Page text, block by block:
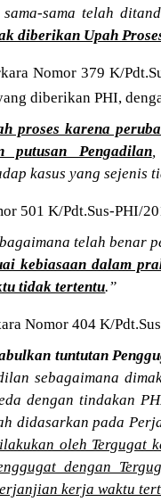
sama telah
diberikan Upah
Nomor 379 K/
diberikan PHI,
proses karena
putusan Pengadilan,
kasus yang sejenis
501 K/Pdt.Sus-PHI/
telah benar
kebiasaan dalam
tidak tertentu.”
Nomor 404 K/
tuntutan
sebagaimana
dengan tindakan
didasarkan pada
oleh Tergugat
dengan
kerja waktu